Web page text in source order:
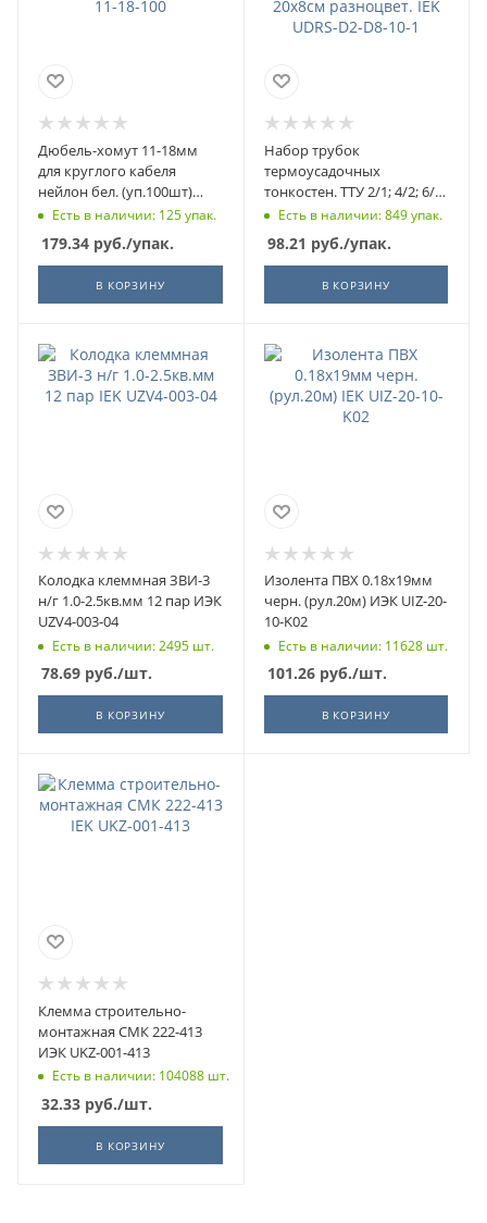
Дюбель-хомут 11-18мм
для круглого кабеля
нейлон бел. (уп.100шт)
ИЭК UHH35-11-18-100
Есть в наличии: 125 упак.
179.34 руб./упак.
В КОРЗИНУ
Набор трубок
термоусадочных
тонкостен. ТТУ 2/1; 4/2; 6/3;
8/4 (ЖЗ; С; К; Ч) 20х8см
D8-10-1
Есть в наличии: 849 упак.
98.21 руб./упак.
В КОРЗИНУ
Колодка клеммная ЗВИ-3
н/г 1.0-2.5кв.мм 12 пар ИЭК
UZV4-003-04
Есть в наличии: 2495 шт.
78.69 руб./шт.
В КОРЗИНУ
Изолента ПВХ 0.18х19мм
черн. (рул.20м) ИЭК UIZ-20-
10-K02
Есть в наличии: 11628 шт.
101.26руб./шт.
В КОРЗИНУ
Клемма строительно-
монтажная СМК 222-413
ИЭК UKZ-001-413
Есть в наличии: 104088 шт.
32.33 руб./шт.
В КОРЗИНУ